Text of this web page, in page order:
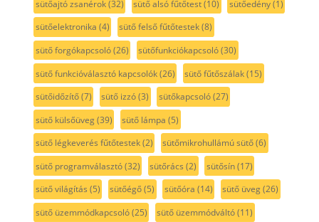
sütőajtó zsanérok(32) sütő alsó fűtőtest(10) sütőedény(1)
sütőelektronika (4) sütő felső fűtőtestek(8)
sütő forgókapcsoló(26) sütőfunkciókapcsoló(30)
sütő funkcióválasztó kapcsolók(26) sütő fűtőszálak(15)
sütőidőzítő(7) sütő izzó(3) sütőkapcsoló(27)
sütő külsőüveg(39) sütő lámpa (5)
sütő légkeverés fűtőtestek(2) sütőmikrohullámú sütő(6)
sütő programválasztó(32) sütőrács (2) sütősín(17)
sütő világítás (5) sütőégő(5) sütőóra (14) sütő üveg(26)
sütő üzemmódkapcsoló(25) sütő üzemmódváltó(11)